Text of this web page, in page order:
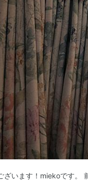
ざいます！miekoです。